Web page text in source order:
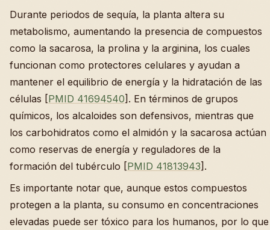
Durante periodos de sequía, la planta altera su
metabolismo, aumentando la presencia de compuestos
como la sacarosa, la prolina y la arginina, los cuales
funcionan como protectores celulares y ayudan a
mantener el equilibrio de energía y la hidratación de las
células [PMID 41694540]. En términos de grupos
químicos, los alcaloides son defensivos, mientras que
los carbohidratos como el almidón y la sacarosa actúan
como reservas de energía y reguladores de la
formación del tubérculo [PMID 41813943].
Es importante notar que, aunque estos compuestos
protegen a la planta, su consumo en concentraciones
elevadas puede ser tóxico para los humanos, por lo que